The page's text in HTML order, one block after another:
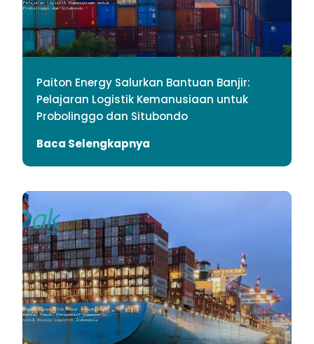
Paiton Energy Salurkan Bantuan Banjir:
Pelajaran Logistik Kemanusiaan untuk
Probolinggo dan Situbondo
Baca Selengkapnya